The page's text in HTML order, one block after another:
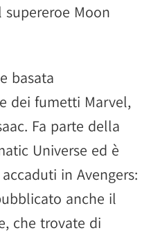
Moon
basata
dei fumetti Marvel,
Fa parte della
Universe ed è
in Avengers:
anche il
che trovate di